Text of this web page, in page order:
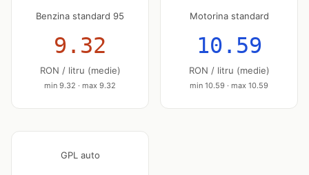
Benzina standard 95
9.32
RON / litru (medie)
min 9.32 · max 9.32
Motorina standard
10.59
RON / litru (medie)
min 10.59 · max 10.59
GPL auto